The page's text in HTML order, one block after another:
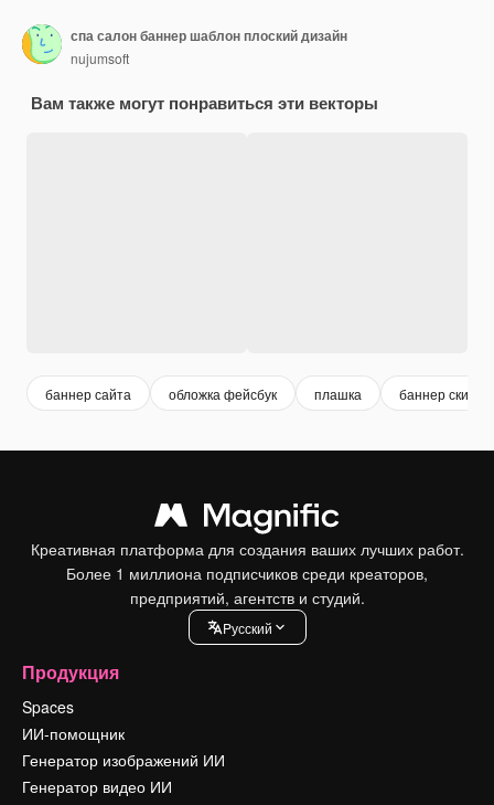
спа салон баннер шаблон плоский дизайн
nujumsoft
Вам также могут понравиться эти векторы
баннер сайта обложка фейсбук плашка баннер скидки
Креативная платформа для создания ваших лучших работ.
Более 1 миллиона подписчиков среди креаторов,
предприятий, агентств и студий.
Pусский
Продукция
Spaces
ИИ-помощник
Генератор изображений ИИ
Генератор видео ИИ